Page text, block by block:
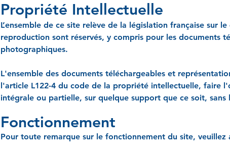
Propriété Intellectuelle
L’ensemble de ce site relève de la législation française sur
reproduction sont réservés, y compris pour les documents
photographiques.
L'ensemble des documents téléchargeables et
l'article L122-4 du code de la propriété intellectuelle, faire
intégrale ou partielle, sur quelque support que ce soit,
Fonctionnement
Pour toute remarque sur le fonctionnement du site, veuillez